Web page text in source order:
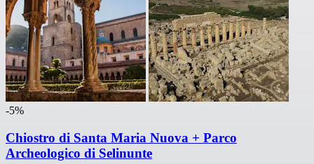
-5%
Chiostro di Santa Maria Nuova + Parco
Archeologico di Selinunte